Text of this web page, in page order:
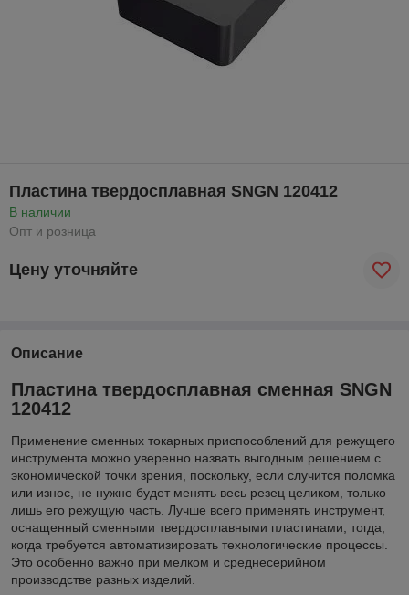
Пластина твердосплавная SNGN 120412
В наличии
Опт и розница
Цену уточняйте
Описание
Пластина твердосплавная сменная SNGN
120412
Применение сменных токарных приспособлений для режущего
инструмента можно уверенно назвать выгодным решением с
экономической точки зрения, поскольку, если случится поломка
или износ, не нужно будет менять весь резец целиком, только
лишь его режущую часть. Лучше всего применять инструмент,
оснащенный сменными твердосплавными пластинами, тогда,
когда требуется автоматизировать технологические процессы.
Это особенно важно при мелком и среднесерийном
производстве разных изделий.